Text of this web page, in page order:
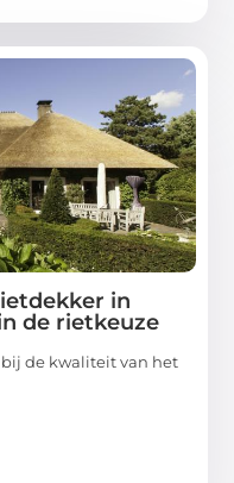
in
de rietkeuze
de kwaliteit van het